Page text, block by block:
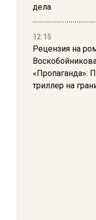
дела
12:15
Рецензия на
«Пропаганда»:
триллер на